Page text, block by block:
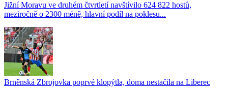
Jižní Moravu ve druhém čtvrtletí navštívilo 624 822 hostů,
meziročně o 2300 méně, hlavní podíl na poklesu...
Brněnská Zbrojovka poprvé klopýtla, doma nestačila na Liberec